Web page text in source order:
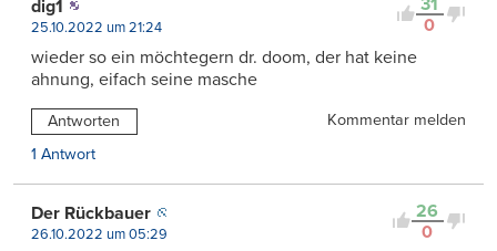
0
dig1
25.10.2022 um 21:24
wieder so ein möchtegern dr. doom, der hat keine
ahnung, eifach seine masche
Antworten
Kommentar melden
1 Antwort
26
0
Der Rückbauer
26.10.2022 um 05:29